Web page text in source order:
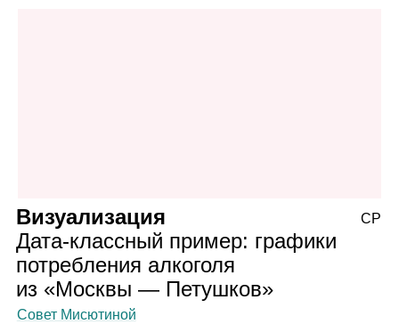
Визуализация
Дата‑классный пример: графики
потребления алкоголя
из «Москвы — Петушков»
Совет Мисютиной
СР